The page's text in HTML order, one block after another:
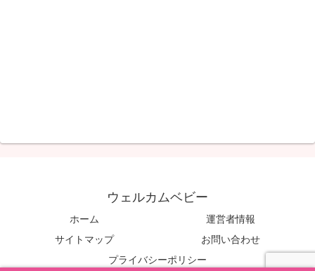
ウェルカムベビー
ホーム
運営者情報
サイトマップ
お問い合わせ
プライバシーポリシー